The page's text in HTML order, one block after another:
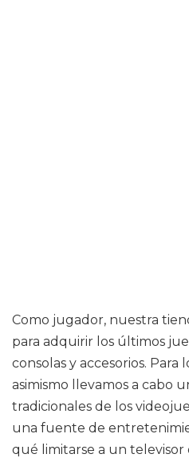
Como jugador, nuestra
para adquirir los últimos
consolas y accesorios. Para
asimismo llevamos a cabo
tradicionales de los
una fuente de
qué limitarse a un